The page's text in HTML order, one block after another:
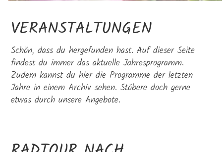
VERANSTALTUNGEN
Schön, dass du hergefunden hast. Auf dieser Seite
findest du immer das aktuelle Jahresprogramm.
Zudem kannst du hier die Programme der letzten
Jahre in einem Archiv sehen. Stöbere doch gerne
etwas durch unsere Angebote.